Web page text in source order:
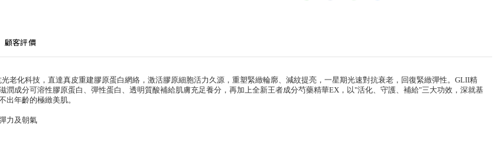
顧客評價
光老化科技，直達真皮重建膠原蛋白網絡，激活膠原細胞活力久源，重塑緊緻輪廓、減紋提亮，一星期光速對抗衰老，回復緊緻彈性。GLII精
潤成分可溶性膠原蛋白、彈性蛋白、透明質酸補給肌膚充足養分，再加上全新王者成分芍藥精華EX，以"活化、守護、補給"三大功效，深就基
出年齡的極緻美肌。
力及朝氣